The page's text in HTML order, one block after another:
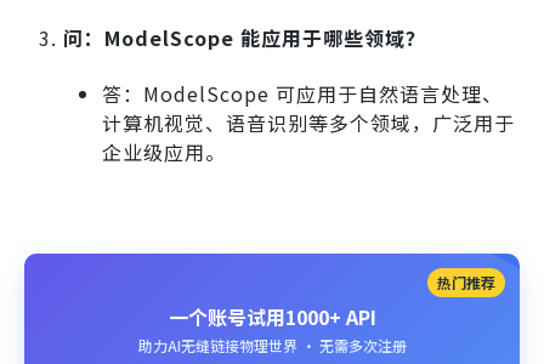
问：ModelScope 能应用于哪些领域？
答：ModelScope 可应用于自然语言处理、
计算机视觉、语音识别等多个领域，广泛用于
企业级应用。
热门推荐
一个账号试用1000+ API
助力AI无缝链接物理世界 · 无需多次注册